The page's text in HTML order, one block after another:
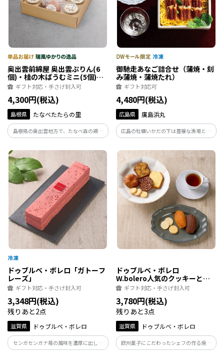
奥出雲前綿屋 奥出雲ぷりん(6
個)・桂の木ばうむミニ(5個)セ
ットギフト対応・手さげ封入可
4,300円(税込)
島根県 たなべたたらの里
島根県の奥出雲地方で、たなべ森の鶏舎
が生産している平飼い放牧卵「彩り天佑
卵」を使用したプリンとバウムクーヘン
のセット。上質なたまごの風味を感じら
れるスイーツをお楽しみください。
御馳走あなご詰合せ（蒲焼・刻
み蒲焼・蒲焼たれ）
ギフト対応可
4,480円(税込)
広島県 廣島浜丸
広島の牡蠣いかだの下は豊穣な漁場とな
り、美味しい穴子もよく獲れ、瀬戸内の
漁師めしとして親しまれてきました(農林
水産省選定「農山漁村の郷土料理百選」
に選出)。※原料は山口県産を使用。
ドゥブルベ・ボレロ「ガトーフ
レーズ」
ギフト対応・手さげ封入可
3,348円(税込)
残りあと2点
滋賀県 ドゥブルベ・ボレロ
センガセンガナ苺の風味を濃厚に出した
バタークリームと、木苺のコンフィチュ
ドゥブルベ・ボレロ
W.bolero人気のクッキーと焼
き菓子のセット
ギフト対応・手さげ封入可
3,780円(税込)
残りあと3点
滋賀県 ドゥブルベ・ボレロ
欧州菓子にこだわったシェフの作る焼き
菓子は、自然で良質な原材料を厳選し、